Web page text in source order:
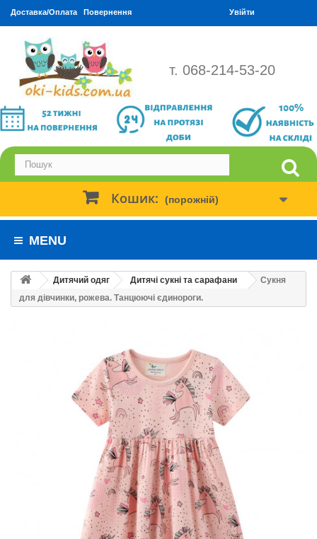
Доставка/Оплата Повернення Увійти
т. 068-214-53-20
Кошик: (порожній)
MENU
Дитячий одяг Дитячі сукні та сарафани
Сукня
для дівчинки, рожева. Танцюючі єдинороги.